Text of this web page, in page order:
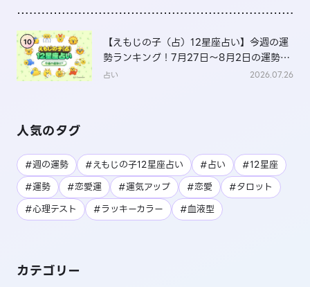
10
【えもじの子（占）12星座占い】今週の運
勢ランキング！7月27日～8月2日の運勢
は？
占い 2026.07.26
人気のタグ
#週の運勢 #えもじの子12星座占い #占い
#12星座
#運勢
#恋愛運 #運気アップ #恋愛
#タロット
#心理テスト
#ラッキーカラー #血液型
カテゴリー